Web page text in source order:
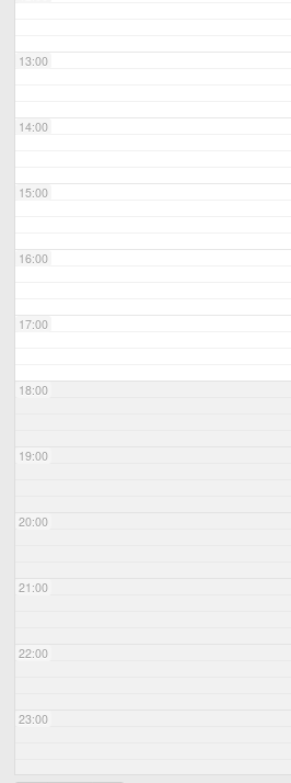
13:00
14:00
15:00
16:00
17:00
18:00
19:00
20:00
21:00
22:00
23:00